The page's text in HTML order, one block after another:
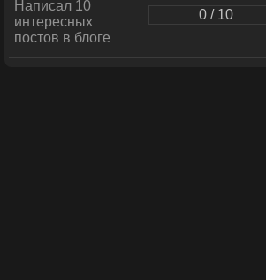
Написал 10
интересных
постов в блоге
0 / 10